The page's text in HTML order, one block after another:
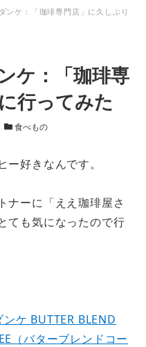
ンケ：「珈琲専門店」に久しぶり
ケ：「珈琲専
行ってみた
カテゴリー
食べもの
好きなんです。
ナーに「ええ珈琲屋さ
ても気になったので行
ケ BUTTER BLEND
（バターブレンドコー